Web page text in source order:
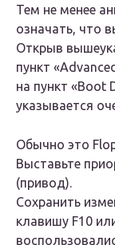
Тем не менее
означать, что
Открыв
пункт
на пункт «Boot
указывается
Обычно это
Выставьте
(привод).
Сохранить
клавишу F10